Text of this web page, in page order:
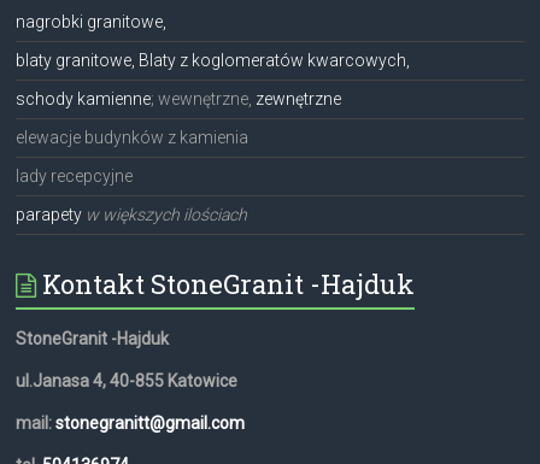
nagrobki granitowe,
blaty granitowe, Blaty z koglomeratów kwarcowych,
schody kamienne; wewnętrzne, zewnętrzne
elewacje budynków z kamienia
lady recepcyjne
parapety w większych ilościach
Kontakt StoneGranit -Hajduk
StoneGranit -Hajduk
ul.Janasa 4, 40-855 Katowice
mail:stonegranitt@gmail.com